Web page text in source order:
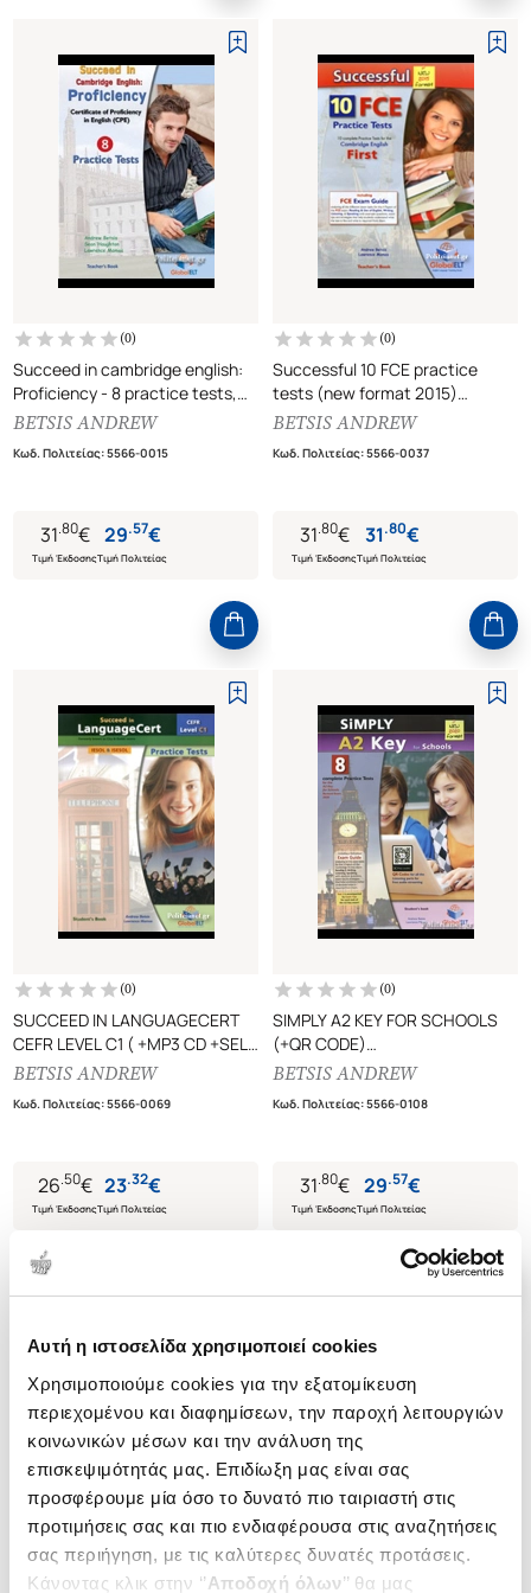
Αυτή η ιστοσελίδα χρησιμοποιεί cookies
Χρησιμοποιούμε cookies για την εξατομίκευση
περιεχομένου και διαφημίσεων, την παροχή λειτουργιών
κοινωνικών μέσων και την ανάλυση της
επισκεψιμότητάς μας. Επιδίωξη μας είναι σας
προσφέρουμε μία όσο το δυνατό πιο ταιριαστή στις
προτιμήσεις σας και πιο ενδιαφέρουσα στις αναζητήσεις
σας περιήγηση, με τις καλύτερες δυνατές προτάσεις.
Κάνοντας κλικ στην ‘’Αποδοχή όλων’’ θα μας
(0)
Succeed in cambridge english:
Proficiency - 8 practice tests,
certificate of proficiency in
Teacher's book (βιβλίο
BETSIS ANDREW
Κωδ. Πολιτείας:5566-0015
31.80€
Τιμή Έκδοσης
29.57€
Τιμή Πολιτείας
(0)
Successful 10 FCE practice
tests (new format 2015)
Teacher's book (βιβλίο
BETSIS ANDREW
Κωδ. Πολιτείας:5566-0037
31.80€
Τιμή Έκδοσης
31.80€
Τιμή Πολιτείας
(0)
SUCCEED IN LANGUAGECERT
CEFR LEVEL C1 ( +MP3 CD +SELF
STUDY)
TESTS
BETSIS ANDREW
Κωδ. Πολιτείας:5566-0069
26.50€
Τιμή Έκδοσης
23.32€
Τιμή Πολιτείας
(0)
SIMPLY A2 KEY FOR SCHOOLS
(+QR CODE)
STUDENT'S BOOK, 8 COMPLETE
FORMAT)
BETSIS ANDREW
Κωδ. Πολιτείας:5566-0108
31.80€
Τιμή Έκδοσης
29.57€
Τιμή Πολιτείας